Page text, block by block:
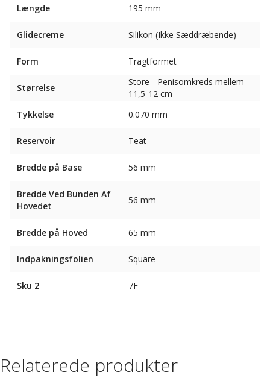
Længde 195 mm
Glidecreme Silikon (Ikke Sæddræbende)
Form Tragtformet
Størrelse
Store - Penisomkreds mellem
11,5-12 cm
Tykkelse
0.070 mm
Reservoir Teat
Bredde på Base 56 mm
Bredde Ved Bunden Af ​​
Hovedet
56 mm
Bredde på Hoved 65 mm
Indpakningsfolien Square
Sku 2 7F
Relaterede produkter